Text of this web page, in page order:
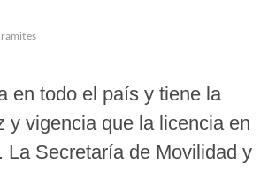
en todo el país y tiene la
y vigencia que la licencia en
La Secretaría de Movilidad y